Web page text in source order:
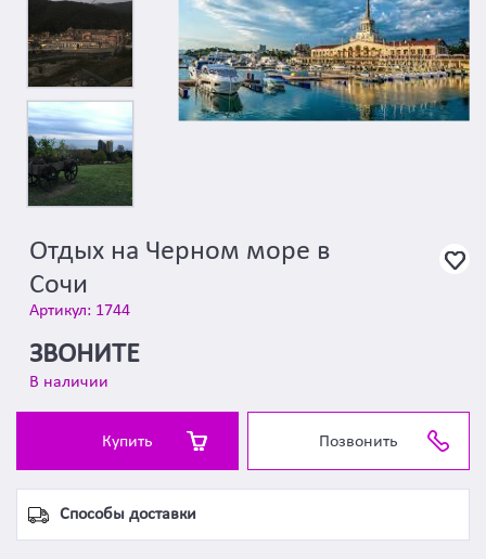
Отдых на Черном море в
Сочи
Артикул: 1744
ЗВОНИТЕ
В наличии
Купить Позвонить
Способы доставки